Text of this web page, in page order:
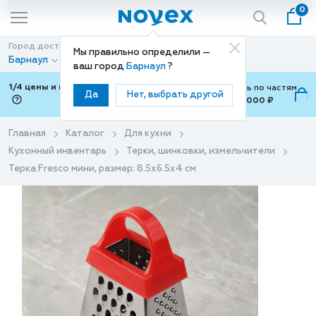
Мы правильно определили —
ваш город Барнаул ?
Да Нет, выбрать другой
0
Город доставки
Барнаул
Способ доставки
Доставка
1/4 цены и покупки ваши с Подели
Можно оплатить по частям
от 700 ₽ до 15,000 ₽
Главная Каталог
Для кухни
Кухонный инвентарь
Терки, шинковки, измельчители
Терка Fresco мини, размер: 8.5х6.5х4 см